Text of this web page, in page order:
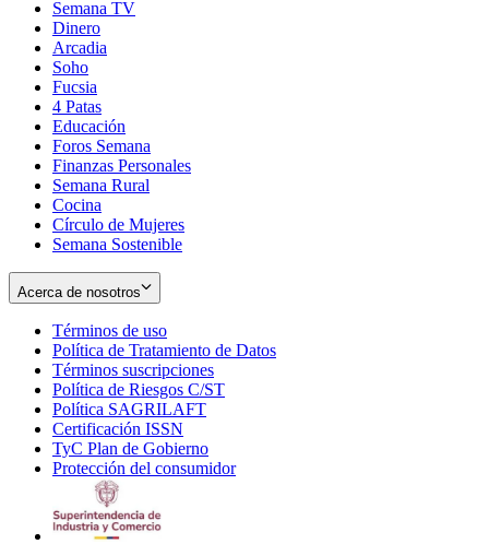
Semana TV
Dinero
Arcadia
Soho
in
new
window
Fucsia
in
new
window
4 Patas
Educación
Foros Semana
Finanzas Personales
Semana Rural
Cocina
Círculo de Mujeres
Semana Sostenible
Acerca de nosotros
Términos de uso
in
new
window
Política de Tratamiento de Datos
Términos suscripciones
in
Política de Riesgos C/ST
Política SAGRILAFT
new
window
Certificación ISSN
in
new
TyC Plan de Gobierno
in
Protección del consumidorOpens